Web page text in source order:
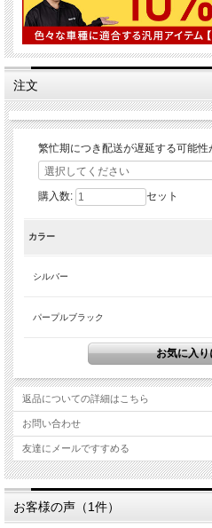
注文
繁忙期につき配送が遅延する可能性
購入数: セット
カラー
シルバー
パープルブラック
返品についての詳細はこちら
お問い合わせ
友達にメールですすめる
お客様の声（1件）